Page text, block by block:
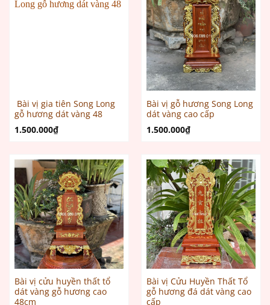
Bài vị gia tiên Song Long
gỗ hương dát vàng 48
1.500.000₫
Bài vị gỗ hương Song Long
dát vàng cao cấp
1.500.000₫
Bài vị cửu huyền thất tổ
dát vàng gỗ hương cao
48cm
Bài vị Cửu Huyền Thất Tổ
gỗ hương đá dát vàng cao
cấp